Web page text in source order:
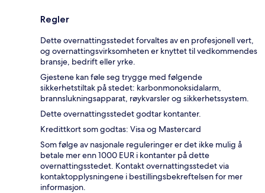
Regler
Dette overnattingsstedet forvaltes av en profesjonell vert,
og overnattingsvirksomheten er knyttet til vedkommendes
bransje, bedrift eller yrke.
Gjestene kan føle seg trygge med følgende
sikkerhetstiltak på stedet: karbonmonoksidalarm,
brannslukningsapparat, røykvarsler og sikkerhetssystem.
Dette overnattingsstedet godtar kontanter.
Kredittkort som godtas: Visa og Mastercard
Som følge av nasjonale reguleringer er det ikke mulig å
betale mer enn 1000 EUR i kontanter på dette
overnattingsstedet. Kontakt overnattingsstedet via
kontaktopplysningene i bestillingsbekreftelsen for mer
informasjon.